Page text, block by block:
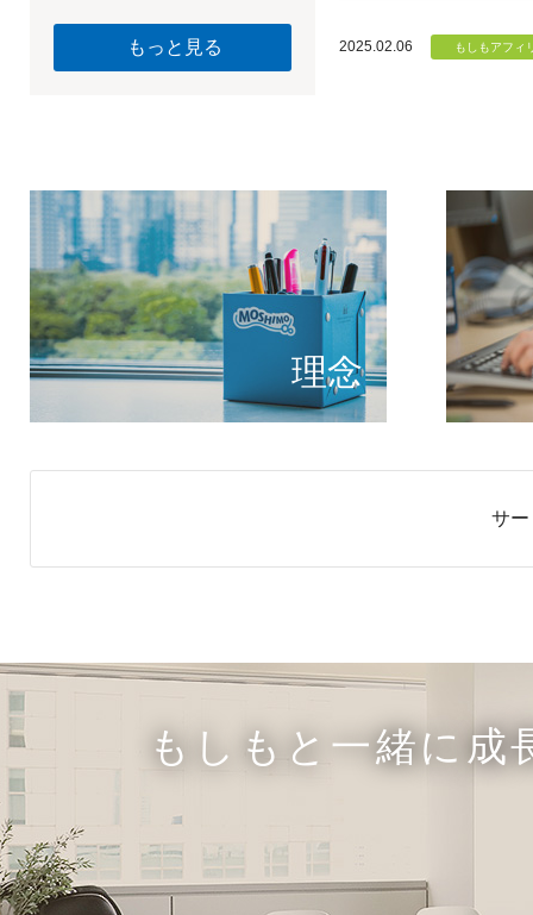
もっと見る 2025.02.06
理念
個のチ
もしもが描く未
サ
もしもと一緒に成